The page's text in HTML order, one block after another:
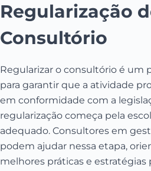
Regularização
Consultório
Regularizar o consultório é um
para garantir que a atividade
em conformidade com a
regularização começa pela
adequado. Consultores em
podem ajudar nessa etapa,
melhores práticas e estratégias